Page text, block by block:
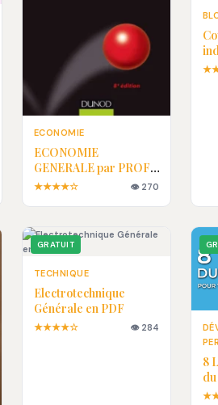
ECONOMIE
ECONOMIE
GENERALE par PROF.
L.OUJAROU
★★★★☆ 👁 270
GRATUIT
TECHNIQUE
Electrotechnique
Générale en PDF
★★★★☆ 👁 284
8